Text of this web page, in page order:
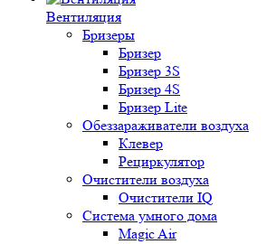
Вентиляция
Бризеры
Бризер
Бризер 3S
Бризер 4S
Бризер Lite
Обеззараживатели воздуха
Клевер
Рециркулятор
Очистители воздуха
Очистители IQ
Система умного дома
Magic Air